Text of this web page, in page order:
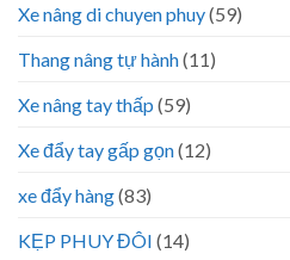
Xe nâng di chuyen phuy(59)
Thang nâng tự hành(11)
Xe nâng tay thấp (59)
Xe đẩy tay gấp gọn(12)
xe đẩy hàng(83)
KẸP PHUY ĐÔI (14)